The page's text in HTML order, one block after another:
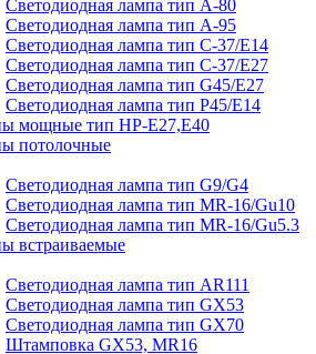
Светодиодная лампа тип A-80
Светодиодная лампа тип A-95
Светодиодная лампа тип C-37/Е14
Светодиодная лампа тип C-37/Е27
Светодиодная лампа тип G45/E27
Светодиодная лампа тип P45/E14
мощные тип HP-E27,E40
потолочные
Светодиодная лампа тип G9/G4
Светодиодная лампа тип MR-16/Gu10
Светодиодная лампа тип MR-16/Gu5.3
встраиваемые
Светодиодная лампа тип AR111
Светодиодная лампа тип GX53
Светодиодная лампа тип GX70
Штамповка GX53, MR16